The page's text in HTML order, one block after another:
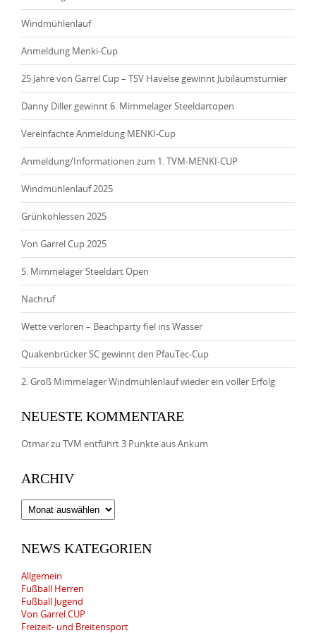
Windmühlenlauf
Anmeldung Menki-Cup
25 Jahre von Garrel Cup – TSV Havelse gewinnt Jubiläumsturnier
Danny Diller gewinnt 6. Mimmelager Steeldartopen
Vereinfachte Anmeldung MENKI-Cup
Anmeldung/Informationen zum 1. TVM-MENKI-CUP
Windmühlenlauf 2025
Grünkohlessen 2025
Von Garrel Cup 2025
5. Mimmelager Steeldart Open
Nachruf
Wette verloren – Beachparty fiel ins Wasser
Quakenbrücker SC gewinnt den PfauTec-Cup
2. Groß Mimmelager Windmühlenlauf wieder ein voller Erfolg
NEUESTE KOMMENTARE
Otmarzu TVM entführt 3 Punkte aus Ankum
ARCHIV
Archiv
NEWS KATEGORIEN
Allgemein
Fußball Herren
Fußball Jugend
Von Garrel CUP
Freizeit- und Breitensport